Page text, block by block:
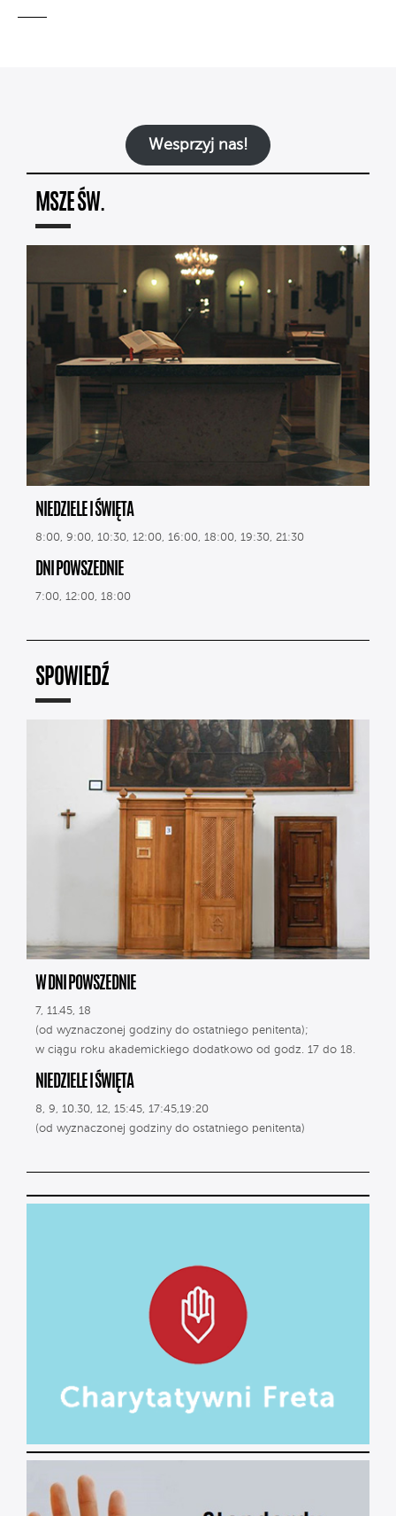
Wesprzyj nas!
MSZE ŚW.
NIEDZIELE I ŚWIĘTA
8:00, 9:00, 10:30, 12:00, 16:00, 18:00, 19:30, 21:30
DNI POWSZEDNIE
7:00, 12:00, 18:00
SPOWIEDŹ
W DNI POWSZEDNIE
7, 11.45, 18
(od wyznaczonej godziny do ostatniego penitenta);
w ciągu roku akademickiego dodatkowo od godz. 17 do 18.
NIEDZIELE I ŚWIĘTA
8, 9, 10.30, 12, 15:45, 17:45,19:20
(od wyznaczonej godziny do ostatniego penitenta)